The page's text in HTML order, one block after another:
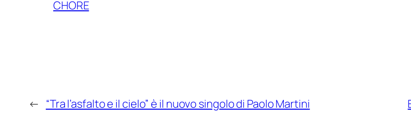
CHORE
← “Tra l’asfalto e il cielo” è il nuovo singolo di Paolo Martini